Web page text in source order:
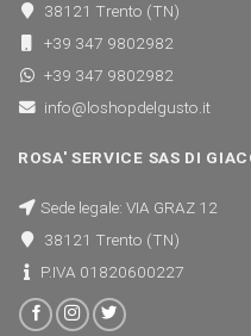
38121 Trento (TN)
+39 347 9802982
+39 347 9802982
info@loshopdelgusto.it
ROSA' SERVICE SAS DI
Sede legale: VIA GRAZ 12
38121 Trento (TN)
P.IVA 01820600227